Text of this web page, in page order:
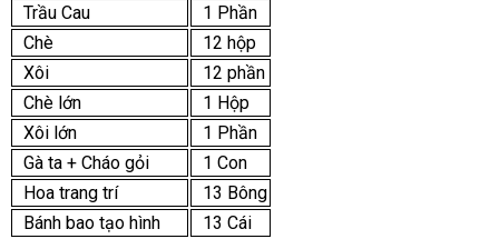
Trầu Cau
1 Phần
Chè
12 hộp
Xôi
12 phần
Chè lớn
1 Hộp
Xôi lớn
1 Phần
Gà ta + Cháo gỏi
1 Con
Hoa trang trí
13 Bông
Bánh bao tạo hình
13 Cái